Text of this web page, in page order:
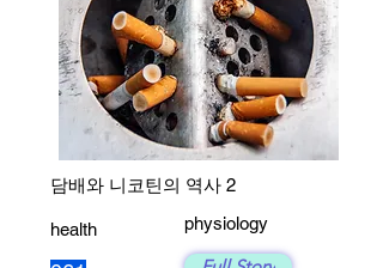
담배와 니코틴의 역사 2
health physiology